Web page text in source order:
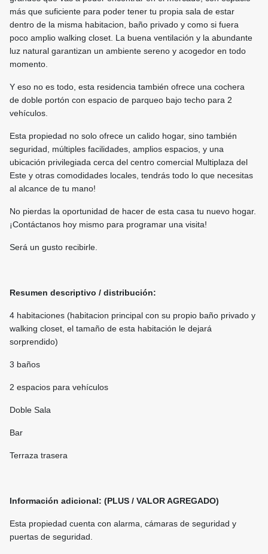
más que suficiente para poder tener tu propia sala de estar
dentro de la misma habitacion, baño privado y como si fuera
poco amplio walking closet. La buena ventilación y la abundante
luz natural garantizan un ambiente sereno y acogedor en todo
momento.
Y eso no es todo, esta residencia también ofrece una cochera
de doble portón con espacio de parqueo bajo techo para 2
vehículos.
Esta propiedad no solo ofrece un calido hogar, sino también
seguridad, múltiples facilidades, amplios espacios, y una
ubicación privilegiada cerca del centro comercial Multiplaza del
Este y otras comodidades locales, tendrás todo lo que necesitas
al alcance de tu mano!
No pierdas la oportunidad de hacer de esta casa tu nuevo hogar.
¡Contáctanos hoy mismo para programar una visita!
Será un gusto recibirle.
Resumen descriptivo / distribución:
4 habitaciones (habitacion principal con su propio baño privado y
walking closet, el tamaño de esta habitación le dejará
sorprendido)
3 baños
2 espacios para vehículos
Doble Sala
Bar
Terraza trasera
Información adicional: (PLUS / VALOR AGREGADO)
Esta propiedad cuenta con alarma, cámaras de seguridad y
puertas de seguridad.